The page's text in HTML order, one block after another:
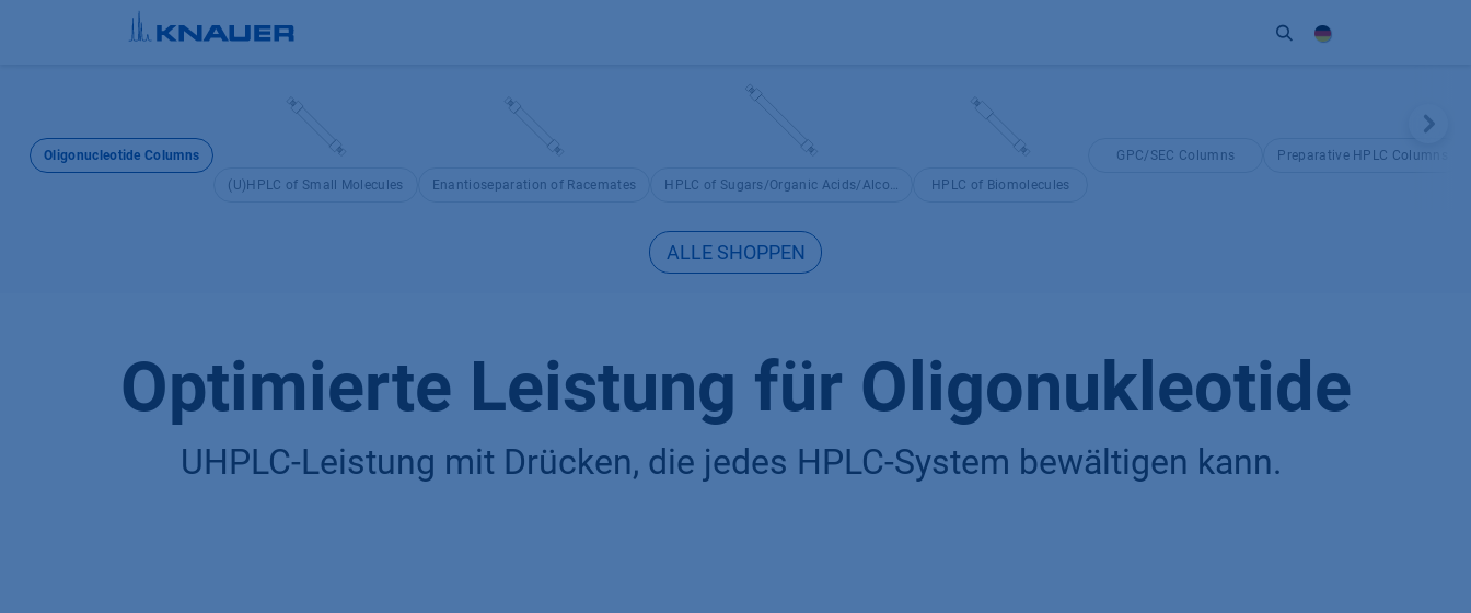
Zum Inhalt springen
Oligonucleotide Columns
(U)HPLC of Small Molecules
Enantioseparation of Racemates HPLC of Sugars/Organic Acids/Alcohols HPLC of Biomolecules
GPC/SEC Columns Preparative HPLC Columns
ALLE SHOPPEN
Optimierte Leistung für Oligonukleotide
UHPLC-Leistung mit Drücken, die jedes HPLC-System bewältigen kann.